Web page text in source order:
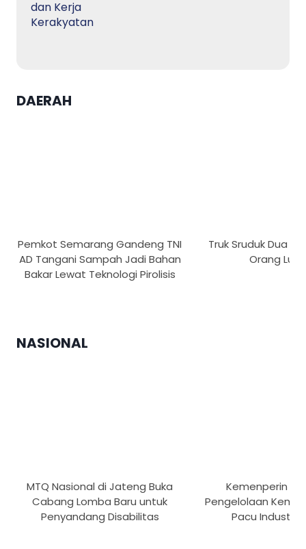
DAERAH
Pemkot Semarang Gandeng TNI
AD Tangani Sampah Jadi Bahan
Bakar Lewat Teknologi Pirolisis
Truk Sruduk Dua
Orang Luka
NASIONAL
MTQ Nasional di Jateng Buka
Cabang Lomba Baru untuk
Penyandang Disabilitas
Kemenperin
Pengelolaan
Pacu Industri